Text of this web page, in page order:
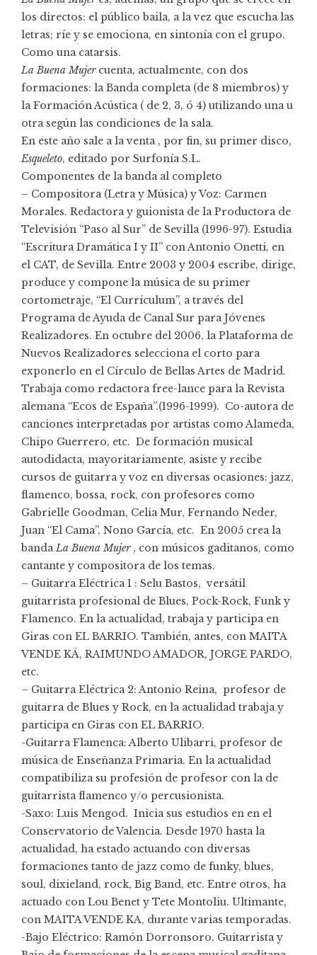
los directos: el público baila, a la vez que escucha las
letras; ríe y se emociona, en sintonía con el grupo.
Como una catarsis.
La Buena Mujercuenta, actualmente, con dos
formaciones: la Banda completa (de 8 miembros) y
la Formación Acústica ( de 2, 3, ó 4) utilizando una u
otra según las condiciones de la sala.
En este año sale a la venta , por fin, su primer disco,
Esqueleto, editado por Surfonía S.L.
Componentes de la banda al completo
– Compositora (Letra y Música) y Voz: Carmen
Morales. Redactora y guionista de la Productora de
Televisión “Paso al Sur” de Sevilla (1996-97). Estudia
“Escritura Dramática I y II” con Antonio Onetti, en
el CAT, de Sevilla. Entre 2003 y 2004 escribe, dirige,
produce y compone la música de su primer
cortometraje, “El Currículum”, a través del
Programa de Ayuda de Canal Sur para Jóvenes
Realizadores. En octubre del 2006, la Plataforma de
Nuevos Realizadores selecciona el corto para
exponerlo en el Círculo de Bellas Artes de Madrid.
Trabaja como redactora free-lance para la Revista
alemana “Ecos de España”.(1996-1999). Co-autora de
canciones interpretadas por artistas como Alameda,
Chipo Guerrero, etc. De formación musical
autodidacta, mayoritariamente, asiste y recibe
cursos de guitarra y voz en diversas ocasiones: jazz,
flamenco, bossa, rock, con profesores como
Gabrielle Goodman, Celia Mur, Fernando Neder,
Juan “El Cama”, Nono García, etc. En 2005 crea la
bandaLa Buena Mujer, con músicos gaditanos, como
cantante y compositora de los temas.
– Guitarra Eléctrica 1 : Selu Bastos, versátil
guitarrista profesional de Blues, Pock-Rock, Funk y
Flamenco. En la actualidad, trabaja y participa en
Giras con EL BARRIO. También, antes, con MAITA
VENDE KÁ, RAIMUNDO AMADOR, JORGE PARDO,
etc.
– Guitarra Eléctrica 2: Antonio Reina, profesor de
guitarra de Blues y Rock, en la actualidad trabaja y
participa en Giras con EL BARRIO.
-Guitarra Flamenca: Alberto Ulibarri, profesor de
música de Enseñanza Primaria. En la actualidad
compatibiliza su profesión de profesor con la de
guitarrista flamenco y/o percusionista.
-Saxo: Luis Mengod. Inicia sus estudios en en el
Conservatorio de Valencia. Desde 1970 hasta la
actualidad, ha estado actuando con diversas
formaciones tanto de jazz como de funky, blues,
soul, dixieland, rock, Big Band, etc. Entre otros, ha
actuado con Lou Benet y Tete Montoliu. Ultimante,
con MAITA VENDE KA, durante varias temporadas.
-Bajo Eléctrico: Ramón Dorronsoro. Guitarrista y